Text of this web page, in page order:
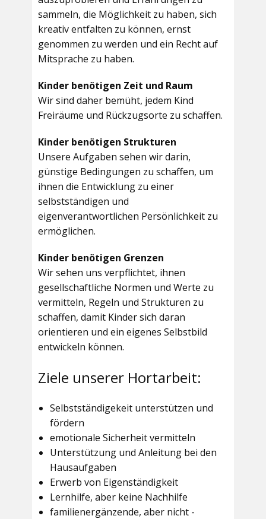
sammeln, die Möglichkeit zu haben, sich
kreativ entfalten zu können, ernst
genommen zu werden und ein Recht auf
Mitsprache zu haben.
Kinder benötigen Zeit und Raum
Wir sind daher bemüht, jedem Kind
Freiräume und Rückzugsorte zu schaffen.
Kinder benötigen Strukturen
Unsere Aufgaben sehen wir darin,
günstige Bedingungen zu schaffen, um
ihnen die Entwicklung zu einer
selbstständigen und
eigenverantwortlichen Persönlichkeit zu
ermöglichen.
Kinder benötigen Grenzen
Wir sehen uns verpflichtet, ihnen
gesellschaftliche Normen und Werte zu
vermitteln, Regeln und Strukturen zu
schaffen, damit Kinder sich daran
orientieren und ein eigenes Selbstbild
entwickeln können.
Ziele unserer Hortarbeit:
Selbstständigekeit unterstützen und
fördern
emotionale Sicherheit vermitteln
Unterstützung und Anleitung bei den
Hausaufgaben
Erwerb von Eigenständigkeit
Lernhilfe, aber keine Nachhilfe
familienergänzende, aber nicht -